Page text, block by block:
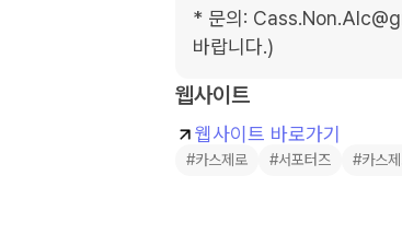
* 문의:
바랍니다.)
웹사이트
웹사이트 바로가기
#카스제로 #서포터즈 #카스